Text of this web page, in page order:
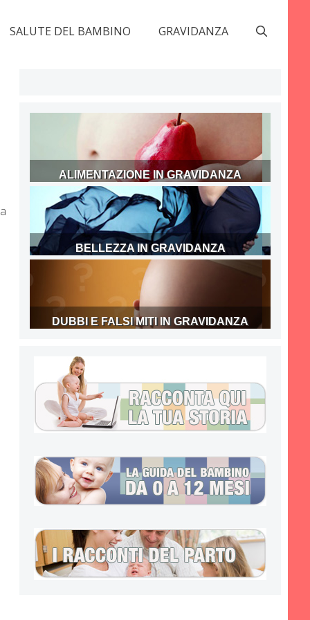
SALUTE DEL BAMBINO GRAVIDANZA
ALIMENTAZIONE IN GRAVIDANZA
BELLEZZA IN GRAVIDANZA
DUBBI E FALSI MITI IN GRAVIDANZA